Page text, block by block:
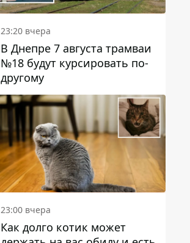
23:20 вчера
В Днепре 7 августа трамваи
№18 будут курсировать по-
другому
23:00 вчера
Как долго котик может